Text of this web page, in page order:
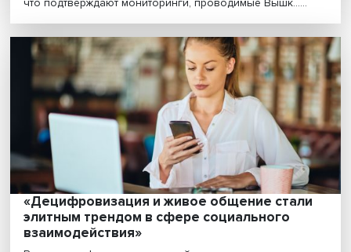
Рантье цифровой эпохи не хотят трудиться (в
смысле этого слова), а если им и другим люд......